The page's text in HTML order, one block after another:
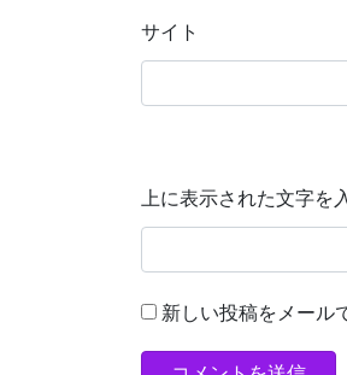
サイト
上に表示された文字を
新しい投稿をメール